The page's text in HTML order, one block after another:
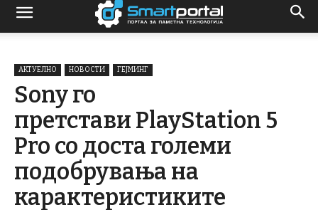
АКТУЕЛНО НОВОСТИ ГЕЈМИНГ
Sony го
претстави PlayStation 5
Pro со доста големи
подобрувања на
карактеристиките